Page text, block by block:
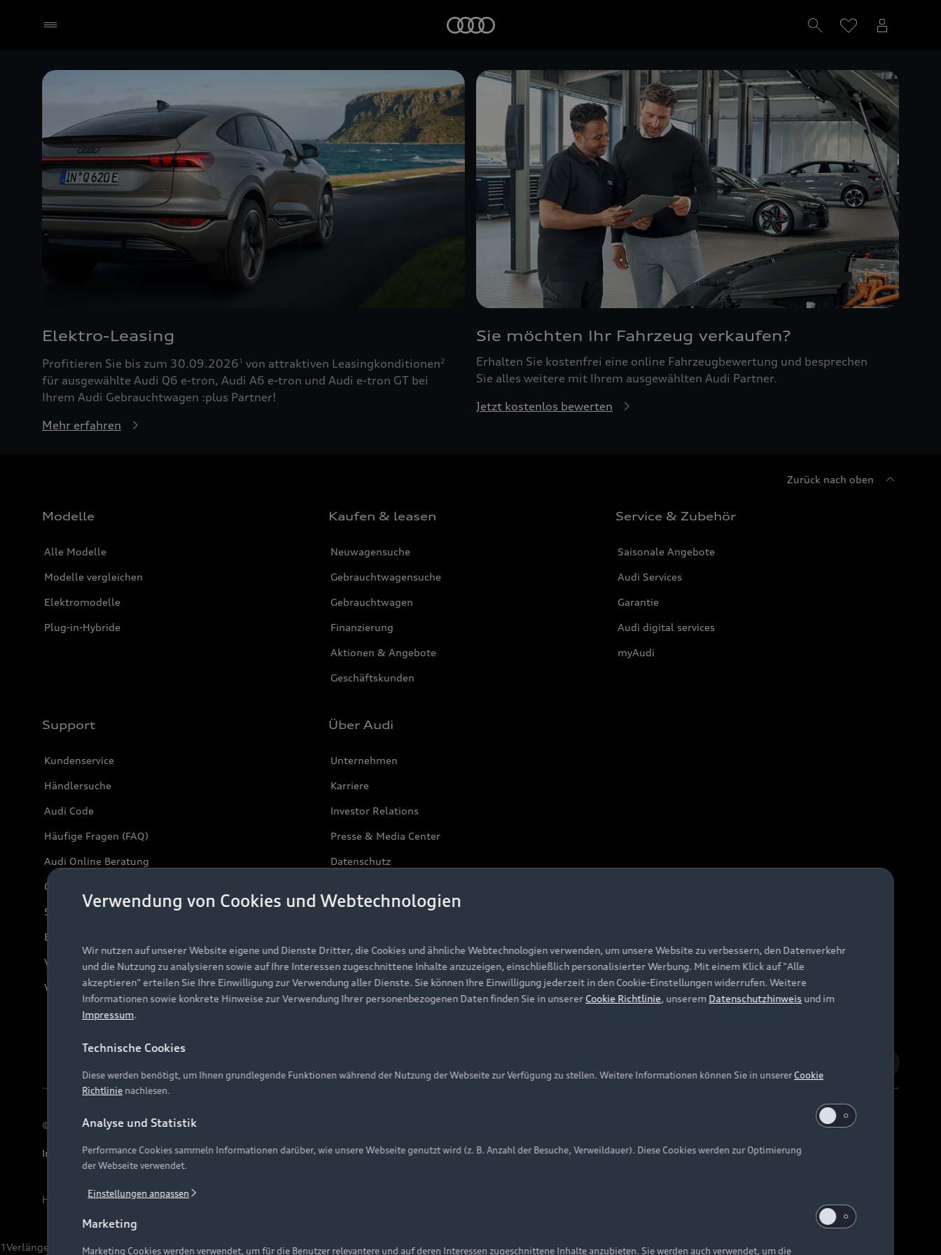
Elektro-Leasing
Profitieren Sie bis zum 30.09.20261 von attraktiven Leasingkonditionen2
für ausgewählte Audi Q6 e-tron, Audi A6 e-tron und Audi e-tron GT bei
Ihrem Audi Gebrauchtwagen :plus Partner!
Mehr erfahren
Sie möchten Ihr Fahrzeug verkaufen?
Erhalten Sie kostenfrei eine online Fahrzeugbewertung und besprechen
Sie alles weitere mit Ihrem ausgewählten Audi Partner.
Jetzt kostenlos bewerten
Zurück nach oben
Modelle
Alle Modelle
Modelle vergleichen
Elektromodelle
Plug-in-Hybride
Kaufen & leasen
Neuwagensuche
Gebrauchtwagensuche
Gebrauchtwagen
Finanzierung
Aktionen & Angebote
Geschäftskunden
Service & Zubehör
Saisonale Angebote
Audi Services
Garantie
Audi digital services
myAudi
Support
Kundenservice
Händlersuche
Audi Code
Häufige Fragen (FAQ)
Audi Online Beratung
Online-Terminvereinbarung
Servicekontakt
Bordbuch & Bedienungsanleitungen
Verträge kündigen
Vertrag widerrufen
Über Audi
Unternehmen
Karriere
Investor Relations
Presse & Media Center
Datenschutz
© 2026 AUDI AG. Alle Rechte vorbehalten
Impressum Rechtliches Hinweisgebersystem Datenschutzinformation Cookie-Einstellungen Cookie-Richtlinie Barrierefreiheit Digital Services Act
Hinweis: Die aktuelle Darstellung und Anordnung der Embleme am Fahrzeug bei allen Abbildungen auf dieser Webseite kann abweichen.
1Verlängerung vorbehalten.
Verwendung von Cookies und Webtechnologien
Wir nutzen auf unserer Website eigene und Dienste Dritter, die Cookies und ähnliche Webtechnologien verwenden, um unsere Website zu verbessern, den Datenverkehr
und die Nutzung zu analysieren sowie auf Ihre Interessen zugeschnittene Inhalte anzuzeigen, einschließlich personalisierter Werbung. Mit einem Klick auf "Alle
akzeptieren" erteilen Sie Ihre Einwilligung zur Verwendung aller Dienste. Sie können Ihre Einwilligung jederzeit in den Cookie-Einstellungen widerrufen. Weitere
Informationen sowie konkrete Hinweise zur Verwendung Ihrer personenbezogenen Daten finden Sie in unserer Cookie Richtlinie, unserem Datenschutzhinweis und im
Impressum.
Technische Cookies
Diese werden benötigt, um Ihnen grundlegende Funktionen während der Nutzung der Webseite zur Verfügung zu stellen. Weitere Informationen können Sie in unsererCookie
Richtlinie nachlesen.
Analyse und Statistik
Performance Cookies sammeln Informationen darüber, wie unsere Webseite genutzt wird (z. B. Anzahl der Besuche, Verweildauer). Diese Cookies werden zur Optimierung
der Webseite verwendet.
Einstellungen anpassen
Marketing
Marketing Cookies werden verwendet, um für die Benutzer relevantere und auf deren Interessen zugeschnittene Inhalte anzubieten. Sie werden auch verwendet, um die